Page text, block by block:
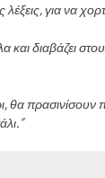
για να
και διαβάζει
θα